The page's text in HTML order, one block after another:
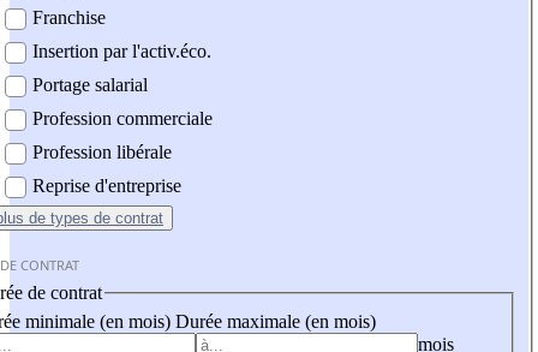
Franchise
Insertion par l'activ.éco.
Portage salarial
Profession commerciale
Profession libérale
Reprise d'entreprise
de types de contrat
CONTRAT
de contrat
minimale (en mois) Durée maximale (en mois)
mois